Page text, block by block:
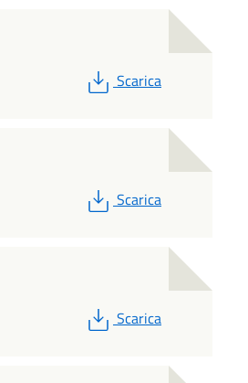
PDF
Scarica
PDF
Scarica
PDF
Scarica